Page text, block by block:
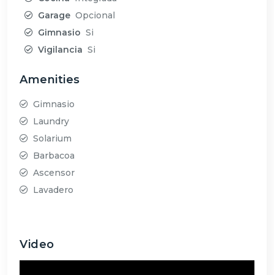
Garage Opcional
Gimnasio Si
Vigilancia Si
Amenities
Gimnasio
Laundry
Solarium
Barbacoa
Ascensor
Lavadero
Video